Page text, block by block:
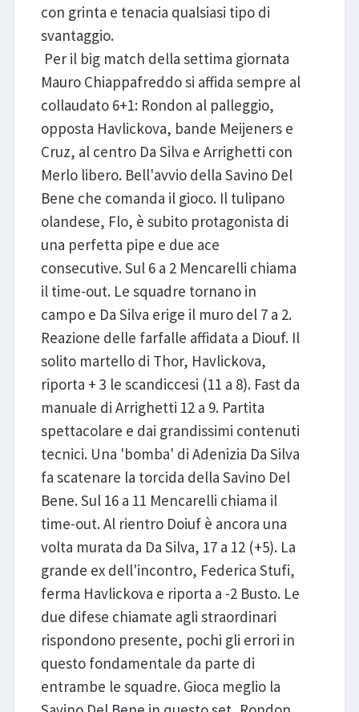
con grinta e tenacia qualsiasi tipo di
svantaggio.
Per il big match della settima giornata
Mauro Chiappafreddo si affida sempre al
collaudato 6+1: Rondon al palleggio,
opposta Havlickova, bande Meijeners e
Cruz, al centro Da Silva e Arrighetti con
Merlo libero. Bell'avvio della Savino Del
Bene che comanda il gioco. Il tulipano
olandese, Flo, è subito protagonista di
una perfetta pipe e due ace
consecutive. Sul 6 a 2 Mencarelli chiama
il time-out. Le squadre tornano in
campo e Da Silva erige il muro del 7 a 2.
Reazione delle farfalle affidata a Diouf. Il
solito martello di Thor, Havlickova,
riporta + 3 le scandiccesi (11 a 8). Fast da
manuale di Arrighetti 12 a 9. Partita
spettacolare e dai grandissimi contenuti
tecnici. Una 'bomba' di Adenizia Da Silva
fa scatenare la torcida della Savino Del
Bene. Sul 16 a 11 Mencarelli chiama il
time-out. Al rientro Doiuf è ancora una
volta murata da Da Silva, 17 a 12 (+5). La
grande ex dell'incontro, Federica Stufi,
ferma Havlickova e riporta a -2 Busto. Le
due difese chiamate agli straordinari
rispondono presente, pochi gli errori in
questo fondamentale da parte di
entrambe le squadre. Gioca meglio la